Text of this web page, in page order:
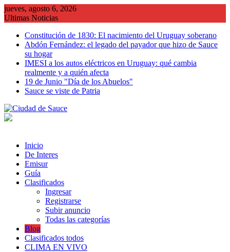
Saltar
al
jueves, agosto 6, 2026
Ultimas Noticias
Constitución de 1830: El nacimiento del Uruguay soberano
Abdón Fernández: el legado del payador que hizo de Sauce
su hogar
IMESI a los autos eléctricos en Uruguay: qué cambia
realmente y a quién afecta
19 de Junio "Día de los Abuelos"
Sauce se viste de Patria
Inicio
De Interes
Emisur
Guía
Clasificados
Ingresar
Registrarse
Subir anuncio
Todas las categorías
Blog
Clasificados todos
CLIMA EN VIVO